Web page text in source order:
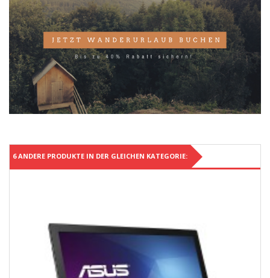
6 ANDERE PRODUKTE IN DER GLEICHEN KATEGORIE: